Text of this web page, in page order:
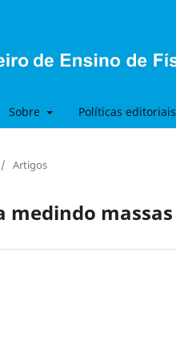
Sobre Políticas editoriais
/ Artigos
medindo massas